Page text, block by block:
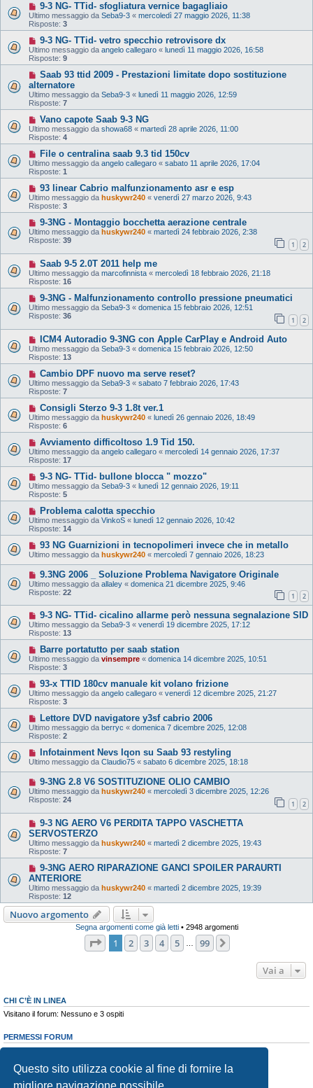
Questo sito utilizza cookie al fine di fornire la
migliore navigazione possibile
9-3 NG- TTid- sfogliatura vernice bagagliaio
Ultimo messaggio da Seba9-3 « mercoledì 27 maggio 2026, 11:38
Risposte: 3
9-3 NG- TTid- vetro specchio retrovisore dx
Ultimo messaggio da angelo callegaro « lunedì 11 maggio 2026, 16:58
Risposte: 9
Saab 93 ttid 2009 - Prestazioni limitate dopo sostituzione
alternatore
Ultimo messaggio da Seba9-3 « lunedì 11 maggio 2026, 12:59
Risposte: 7
Vano capote Saab 9-3 NG
Ultimo messaggio da showa68 « martedì 28 aprile 2026, 11:00
Risposte: 4
File o centralina saab 9.3 tid 150cv
Ultimo messaggio da angelo callegaro « sabato 11 aprile 2026, 17:04
Risposte: 1
93 linear Cabrio malfunzionamento asr e esp
Ultimo messaggio da huskywr240 « venerdì 27 marzo 2026, 9:43
Risposte: 3
9-3NG - Montaggio bocchetta aerazione centrale
Ultimo messaggio da huskywr240 « martedì 24 febbraio 2026, 2:38
Risposte: 39 1 2
Saab 9-5 2.0T 2011 help me
Ultimo messaggio da marcofinnista « mercoledì 18 febbraio 2026, 21:18
Risposte: 16
9-3NG - Malfunzionamento controllo pressione pneumatici
Ultimo messaggio da Seba9-3 « domenica 15 febbraio 2026, 12:51
Risposte: 36 1 2
ICM4 Autoradio 9-3NG con Apple CarPlay e Android Auto
Ultimo messaggio da Seba9-3 « domenica 15 febbraio 2026, 12:50
Risposte: 13
Cambio DPF nuovo ma serve reset?
Ultimo messaggio da Seba9-3 « sabato 7 febbraio 2026, 17:43
Risposte: 7
Consigli Sterzo 9-3 1.8t ver.1
Ultimo messaggio da huskywr240 « lunedì 26 gennaio 2026, 18:49
Risposte: 6
Avviamento difficoltoso 1.9 Tid 150.
Ultimo messaggio da angelo callegaro « mercoledì 14 gennaio 2026, 17:37
Risposte: 17
9-3 NG- TTid- bullone blocca " mozzo"
Ultimo messaggio da Seba9-3 « lunedì 12 gennaio 2026, 19:11
Risposte: 5
Problema calotta specchio
Ultimo messaggio da VinkoS « lunedì 12 gennaio 2026, 10:42
Risposte: 14
93 NG Guarnizioni in tecnopolimeri invece che in metallo
Ultimo messaggio da huskywr240 « mercoledì 7 gennaio 2026, 18:23
9.3NG 2006 _ Soluzione Problema Navigatore Originale
Ultimo messaggio da allaley « domenica 21 dicembre 2025, 9:46
Risposte: 22 1 2
9-3 NG- TTid- cicalino allarme però nessuna segnalazione SID
Ultimo messaggio da Seba9-3 « venerdì 19 dicembre 2025, 17:12
Risposte: 13
Barre portatutto per saab station
Ultimo messaggio da vinsempre « domenica 14 dicembre 2025, 10:51
Risposte: 3
93-x TTID 180cv manuale kit volano frizione
Ultimo messaggio da angelo callegaro « venerdì 12 dicembre 2025, 21:27
Risposte: 3
Lettore DVD navigatore y3sf cabrio 2006
Ultimo messaggio da berryc « domenica 7 dicembre 2025, 12:08
Risposte: 2
Infotainment Nevs Iqon su Saab 93 restyling
Ultimo messaggio da Claudio75 « sabato 6 dicembre 2025, 18:18
9-3NG 2.8 V6 SOSTITUZIONE OLIO CAMBIO
Ultimo messaggio da huskywr240 « mercoledì 3 dicembre 2025, 12:26
Risposte: 24 1 2
9-3 NG AERO V6 PERDITA TAPPO VASCHETTA
SERVOSTERZO
Ultimo messaggio da huskywr240 « martedì 2 dicembre 2025, 19:43
Risposte: 7
9-3NG AERO RIPARAZIONE GANCI SPOILER PARAURTI
ANTERIORE
Ultimo messaggio da huskywr240 « martedì 2 dicembre 2025, 19:39
Risposte: 12
Nuovo argomento
Segna argomenti come già letti• 2948 argomenti
Pagina di 99
1 2 3 4 5 99
Vai a
CHI C’È IN LINEA
Visitano il forum: Nessuno e 3 ospiti
PERMESSI FORUM
Non puoiaprire nuovi argomenti
Non puoimodificare i tuoi messaggi
Non puoi
cancellare i tuoi messaggi